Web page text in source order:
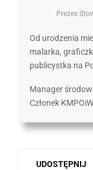
Prezes
Od urodzenia
malarka,
publicystka na
Manager
Członek
UDOSTĘPNIJ